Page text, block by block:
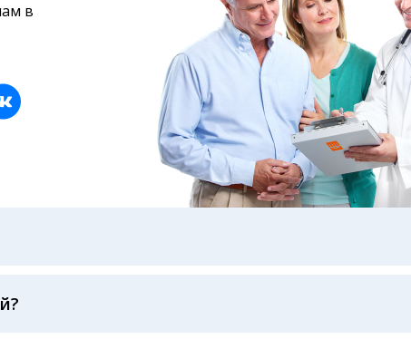
в
соблюдением международных стандартов